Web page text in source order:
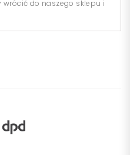
wrócić do naszego sklepu i